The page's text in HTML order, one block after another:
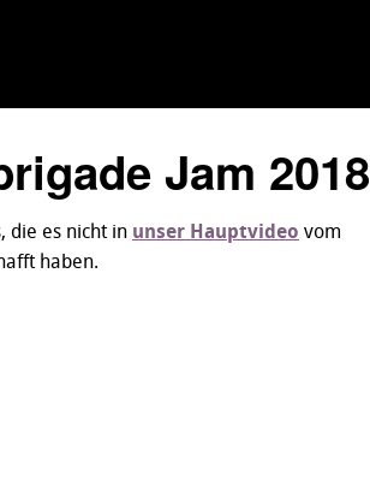
Jam 2018
die es nicht in unser Hauptvideo vom
haben.